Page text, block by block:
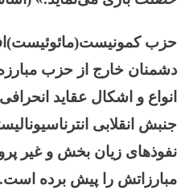
حزب
دشمنان خارج از حزب
انواع و اشکال عقاید
جنبش انقلابی
نفوذهای زیان بخش و غیر
مبارزاتش را پیش برده است.